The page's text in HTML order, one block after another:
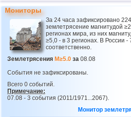
24 Панама
25 Никарагуа
Гватемала
27 Непал
28 Бутан
29 Эквадор
30 Норвегия
Мониторы
За 24 часа зафиксировано 224
землетрясение магнитудой
регионах мира, из них
≥5,0 - в 3 регионах. В России -
соответственно.
Землетрясения M≥5.0 за 08.08
События не зафиксированы.
Всего 0 событий.
Примечание:
07.08 - 3 события (2011/1971...2067).
Монитор